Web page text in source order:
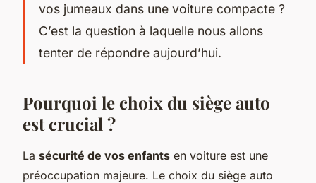
vos jumeaux dans une voiture compacte ?
C’est la question à laquelle nous allons
tenter de répondre aujourd’hui.
Pourquoi le choix du siège auto
est crucial ?
La sécurité de vos enfants en voiture est une
préoccupation majeure. Le choix du siège auto